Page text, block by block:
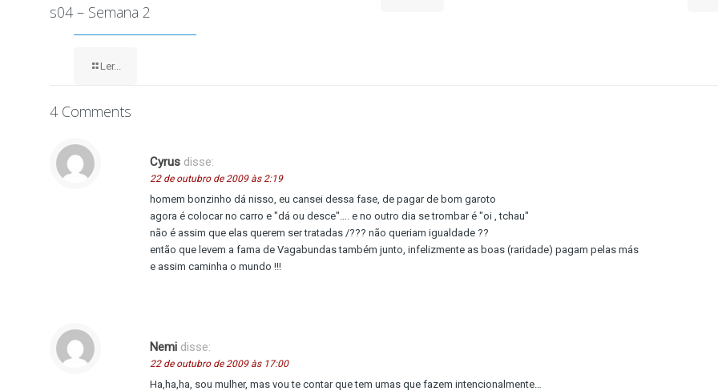
s04 – Semana 2
Ler...
4 Comments
Cyrus disse:
22 de outubro de 2009 às 2:19
homem bonzinho dá nisso, eu cansei dessa fase, de pagar de bom garoto
agora é colocar no carro e "dá ou desce"…. e no outro dia se trombar é "oi , tchau"
não é assim que elas querem ser tratadas /??? não queriam igualdade ??
então que levem a fama de Vagabundas também junto, infelizmente as boas (raridade) pagam pelas más
e assim caminha o mundo !!!
Nemi disse:
22 de outubro de 2009 às 17:00
Ha,ha,ha, sou mulher, mas vou te contar que tem umas que fazem intencionalmente…